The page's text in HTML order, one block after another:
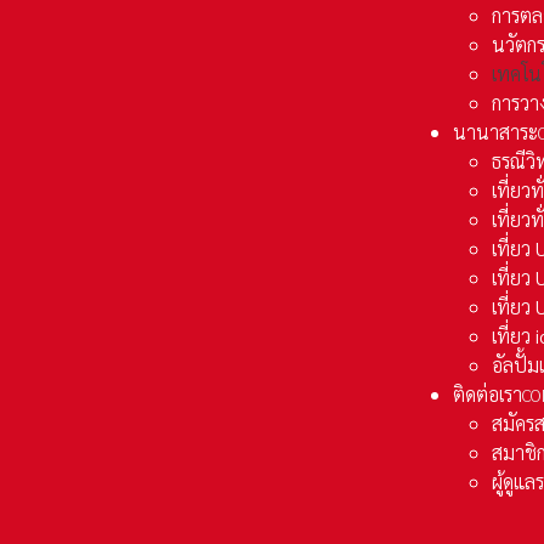
การต
นวัตก
เทคโ
การว
นานาสาระ
ธรณีวิ
เที่ยว
เที่ยว
เที่ยว
เที่ยว
เที่ยว
เที่ยว
อัลปั้ม
ติดต่อเรา
สมัคร
สมาชิ
ผู้ดูแล